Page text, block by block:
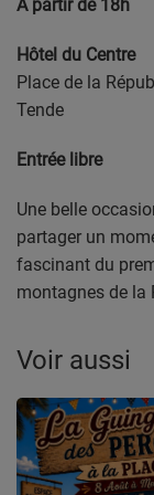
À partir de 18h
Hôtel du Centre
Place de la
Tende
Entrée libre
Une belle
partager un
fascinant du
montagnes de la
Voir aussi